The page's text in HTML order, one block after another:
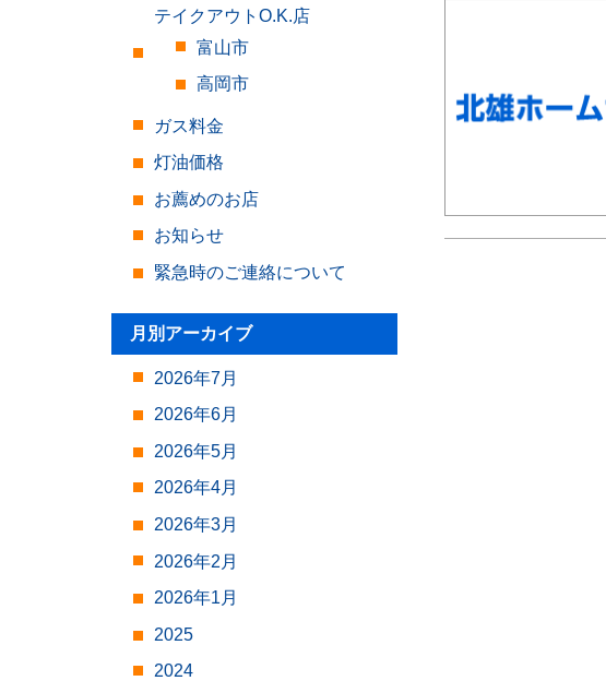
テイクアウトO.K.店
富山市
高岡市
ガス料金
灯油価格
お薦めのお店
お知らせ
緊急時のご連絡について
月別アーカイブ
2026年7月
2026年6月
2026年5月
2026年4月
2026年3月
2026年2月
2026年1月
2025
2024